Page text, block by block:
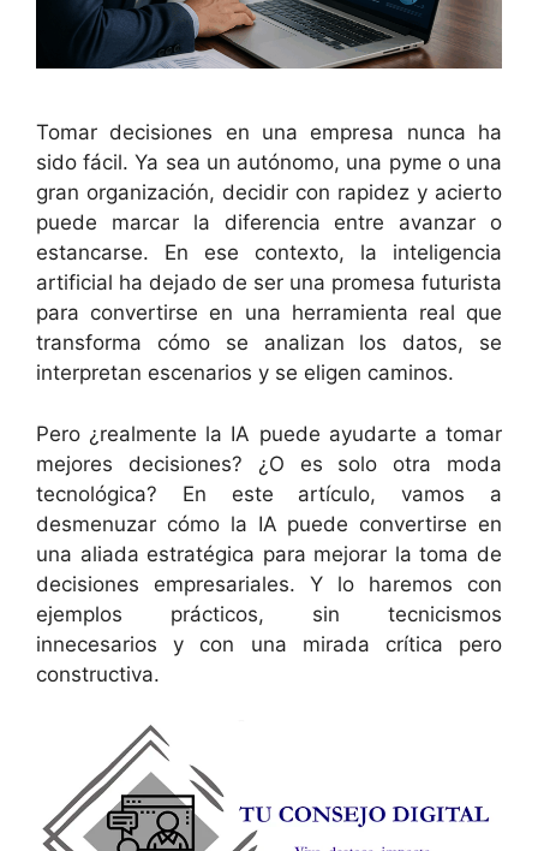
Tomar decisiones en una empresa nunca ha
sido fácil. Ya sea un autónomo, una pyme o una
gran organización, decidir con rapidez y acierto
puede marcar la diferencia entre avanzar o
estancarse. En ese contexto, la inteligencia
artificial ha dejado de ser una promesa futurista
para convertirse en una herramienta real que
transforma cómo se analizan los datos, se
interpretan escenarios y se eligen caminos.
Pero ¿realmente la IA puede ayudarte a tomar
mejores decisiones? ¿O es solo otra moda
tecnológica? En este artículo, vamos a
desmenuzar cómo la IA puede convertirse en
una aliada estratégica para mejorar la toma de
decisiones empresariales. Y lo haremos con
ejemplos prácticos, sin tecnicismos
innecesarios y con una mirada crítica pero
constructiva.